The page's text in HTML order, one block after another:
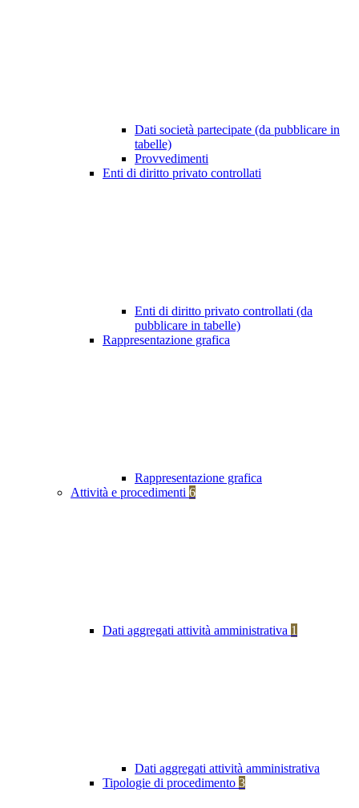
Dati società partecipate (da pubblicare in
tabelle)
Provvedimenti
Enti di diritto privato controllati
Enti di diritto privato controllati (da
pubblicare in tabelle)
Rappresentazione grafica
Rappresentazione grafica
Attività e procedimenti 6
Dati aggregati attività amministrativa 1
Dati aggregati attività amministrativa
Tipologie di procedimento 3